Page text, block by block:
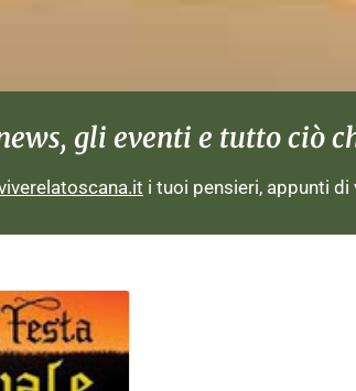
gli eventi e tutto ciò
i tuoi pensieri, appunti